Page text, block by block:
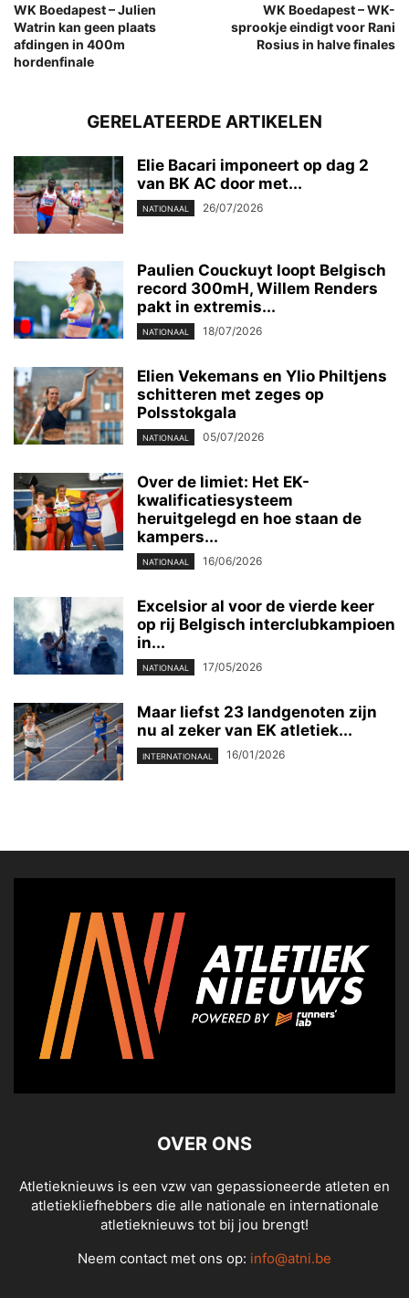
WK Boedapest – Julien
Watrin kan geen plaats
afdingen in 400m
hordenfinale
WK Boedapest – WK-
sprookje eindigt voor Rani
Rosius in halve finales
GERELATEERDE ARTIKELEN
Elie Bacari imponeert op dag 2
van BK AC door met...
NATIONAAL 26/07/2026
Paulien Couckuyt loopt Belgisch
record 300mH, Willem Renders
pakt in extremis...
NATIONAAL 18/07/2026
Elien Vekemans en Ylio Philtjens
schitteren met zeges op
Polsstokgala
NATIONAAL 05/07/2026
Over de limiet: Het EK-
kwalificatiesysteem
heruitgelegd en hoe staan de
kampers...
NATIONAAL 16/06/2026
Excelsior al voor de vierde keer
op rij Belgisch interclubkampioen
in...
NATIONAAL 17/05/2026
Maar liefst 23 landgenoten zijn
nu al zeker van EK atletiek...
INTERNATIONAAL 16/01/2026
OVER ONS
Atletieknieuws is een vzw van gepassioneerde atleten en
atletiekliefhebbers die alle nationale en internationale
atletieknieuws tot bij jou brengt!
Neem contact met ons op: info@atni.be